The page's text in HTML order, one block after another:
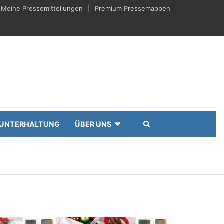
Meine Pressemitteilungen Premium Pressemappen
UNTERHALTUNG ÜBER UNS